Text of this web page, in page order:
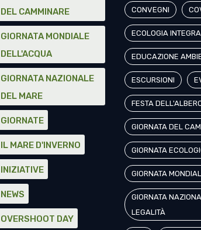
DEL CAMMINARE
GIORNATA MONDIALE
DELL'ACQUA
GIORNATA NAZIONALE
DEL MARE
GIORNATE
IL MARE D'INVERNO
INIZIATIVE
NEWS
OVERSHOOT DAY
CONVEGNI
ECOLOGIA
EDUCAZIONE
ESCURSIONI
FESTA
GIORNATA DEL
GIORNATA
GIORNATA
GIORNATA
LEGALITÀ